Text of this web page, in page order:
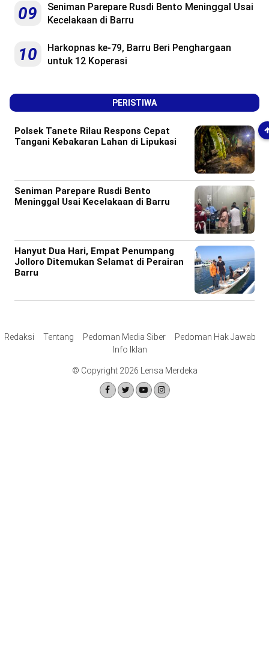
09
Seniman Parepare Rusdi Bento Meninggal Usai
Kecelakaan di Barru
10
Harkopnas ke-79, Barru Beri Penghargaan
untuk 12 Koperasi
PERISTIWA
Polsek Tanete Rilau Respons Cepat
Tangani Kebakaran Lahan di Lipukasi
Seniman Parepare Rusdi Bento
Meninggal Usai Kecelakaan di Barru
Hanyut Dua Hari, Empat Penumpang
Jolloro Ditemukan Selamat di Perairan
Barru
Redaksi Tentang Pedoman Media Siber
Pedoman Hak Jawab
Info Iklan
© Copyright 2026 Lensa Merdeka